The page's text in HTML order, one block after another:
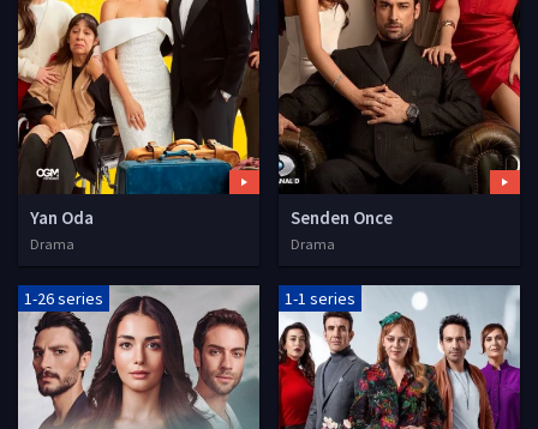
Yan Oda
Drama
Senden Once
Drama
1-26 series 1-1 series